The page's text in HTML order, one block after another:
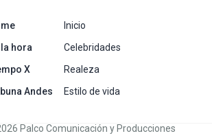
abre en nueva pestaña
la hora abre en nueva pestaña
Xabre en nueva pestaña
Andes abre en nueva pestaña
Inicio
Celebridades
Realeza
Estilo de vida
Palco Comunicación y Producciones